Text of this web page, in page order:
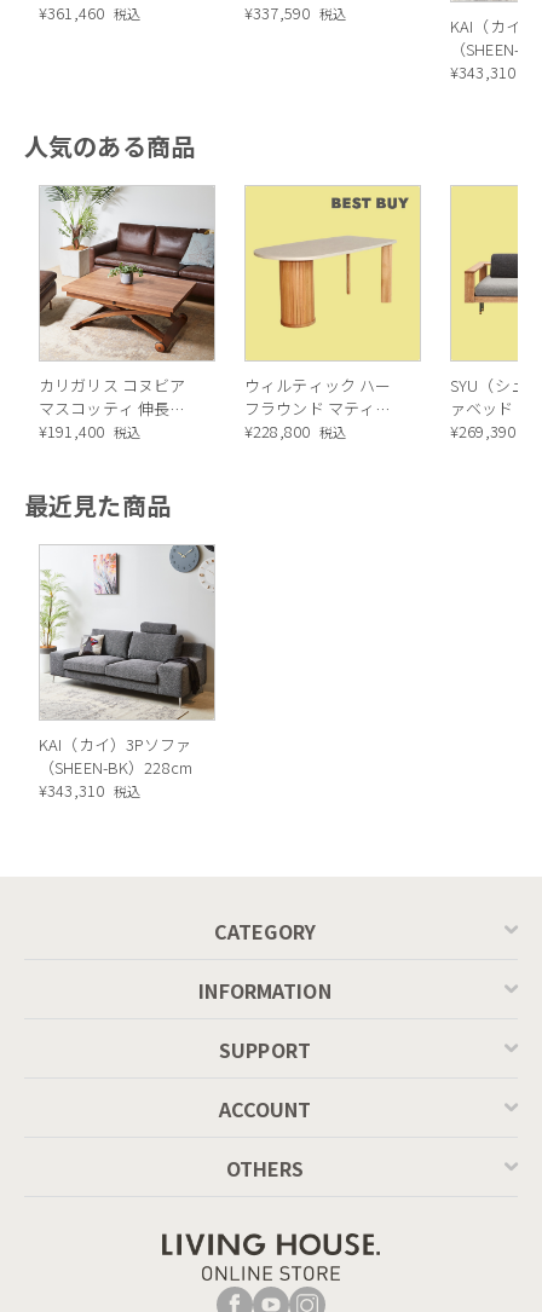
だからこそどんな空間に馴染みます。
こだわりのワイドアーム。幅34cmと広々しており高さも低め
なため、枕にしたりサイドテーブル代わりに使えて便利。定番
のお昼寝スポットがソファになりそうです。
座面の固さはフェザーウレタンの2種類ご用意。フェザー
はウレタン+フェザーパットを使用しており沈みこみすぎ
ない程よい柔らかさ。ウレタンは積層構造になっておりし
¥361,460 税込
¥337,590 税込
KAI（カイ
（SHEEN-
¥343,310
人気のある商品
カリガリス コヌビア
マスコッティ 伸長・
昇降式テーブル ／
P201
¥191,400 税込
ウィルティック ハー
フラウンド マティエ
ラ塗装 ダイニングテ
¥228,800 税込
SYU（シュ
ァベッド（
ル）190cm
¥269,390
最近見た商品
KAI（カイ）3Pソファ
（SHEEN-BK）228cm
¥343,310 税込
CATEGORY
INFORMATION
SUPPORT
ACCOUNT
OTHERS